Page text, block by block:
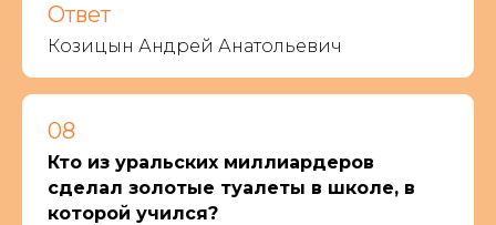
Ответ
Козицын Андрей Анатольевич
08
Кто из уральских миллиардеров
сделал золотые туалеты в школе, в
которой учился?